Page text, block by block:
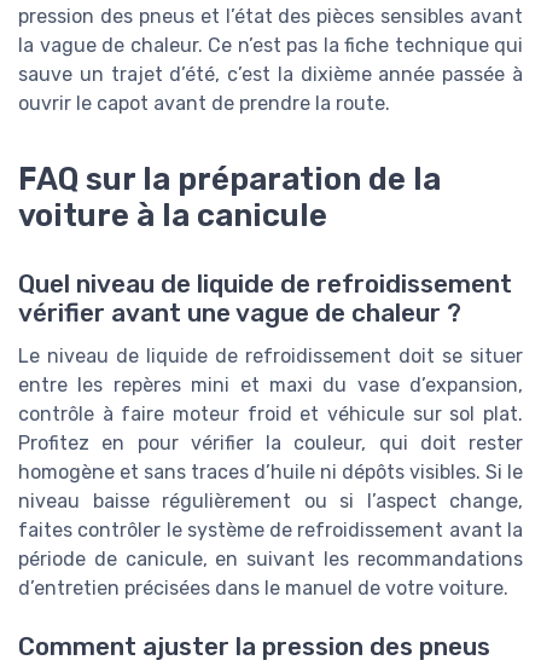
pression des pneus et l’état des pièces sensibles avant
la vague de chaleur. Ce n’est pas la fiche technique qui
sauve un trajet d’été, c’est la dixième année passée à
ouvrir le capot avant de prendre la route.
FAQ sur la préparation de la
voiture à la canicule
Quel niveau de liquide de refroidissement
vérifier avant une vague de chaleur ?
Le niveau de liquide de refroidissement doit se situer
entre les repères mini et maxi du vase d’expansion,
contrôle à faire moteur froid et véhicule sur sol plat.
Profitez en pour vérifier la couleur, qui doit rester
homogène et sans traces d’huile ni dépôts visibles. Si le
niveau baisse régulièrement ou si l’aspect change,
faites contrôler le système de refroidissement avant la
période de canicule, en suivant les recommandations
d’entretien précisées dans le manuel de votre voiture.
Comment ajuster la pression des pneus